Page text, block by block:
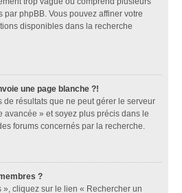
par phpBB. Vous pouvez affiner votre
disponibles dans la recherche
une page blanche ?!
de résultats que ne peut gérer le serveur
avancée » et soyez plus précis dans le
forums concernés par la recherche.
?
cliquez sur le lien « Rechercher un